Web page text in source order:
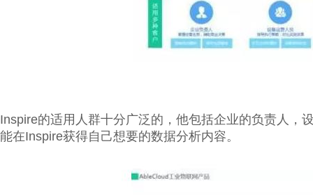
Inspire的适用人群十分广泛的，他包括企业的负责人，
能在Inspire获得自己想要的数据分析内容。